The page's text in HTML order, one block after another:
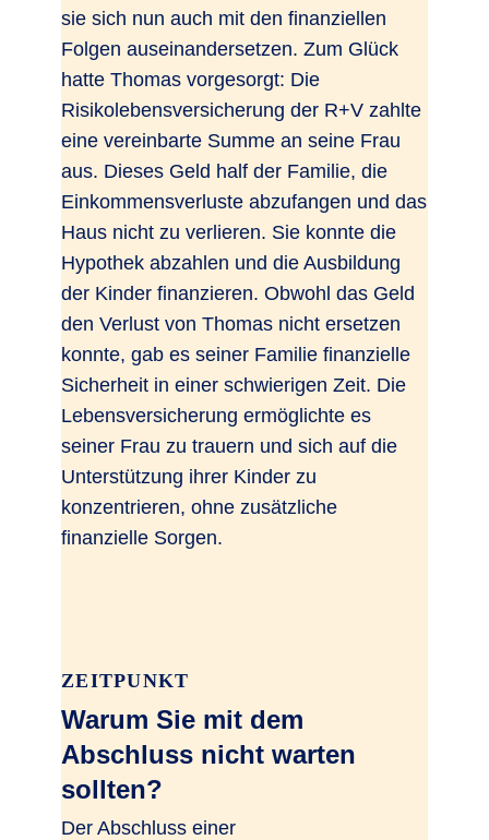
sie sich nun auch mit den finanziellen
Folgen auseinandersetzen. Zum Glück
hatte Thomas vorgesorgt: Die
Risikolebensversicherung der R+V zahlte
eine vereinbarte Summe an seine Frau
aus. Dieses Geld half der Familie, die
Einkommensverluste abzufangen und das
Haus nicht zu verlieren. Sie konnte die
Hypothek abzahlen und die Ausbildung
der Kinder finanzieren. Obwohl das Geld
den Verlust von Thomas nicht ersetzen
konnte, gab es seiner Familie finanzielle
Sicherheit in einer schwierigen Zeit. Die
Lebensversicherung ermöglichte es
seiner Frau zu trauern und sich auf die
Unterstützung ihrer Kinder zu
konzentrieren, ohne zusätzliche
finanzielle Sorgen.
ZEITPUNKT
Warum Sie mit dem
Abschluss nicht warten
sollten?
Der Abschluss einer